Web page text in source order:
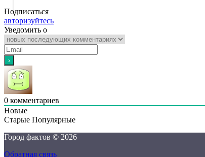
Подписаться
авторизуйтесь
Уведомить о
0 комментариев
Новые
Старые Популярные
Город фактов © 2026
Обратная связь